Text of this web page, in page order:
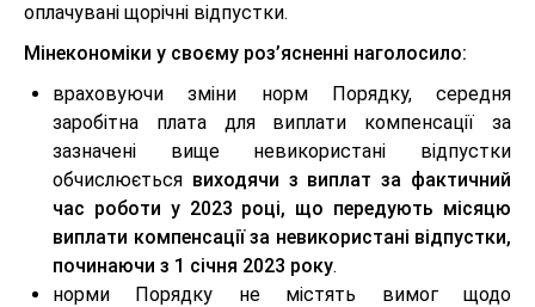
оплачувані щорічні відпустки.
Мінекономіки у своєму роз’ясненні наголосило:
враховуючи зміни норм Порядку, середня
заробітна плата для виплати компенсації за
зазначені вище невикористані відпустки
обчислюється виходячи з виплат за фактичний
час роботи у 2023 році, що передують місяцю
виплати компенсації за невикористані відпустки,
починаючи з 1 січня 2023 року.
норми Порядку не містять вимог щодо